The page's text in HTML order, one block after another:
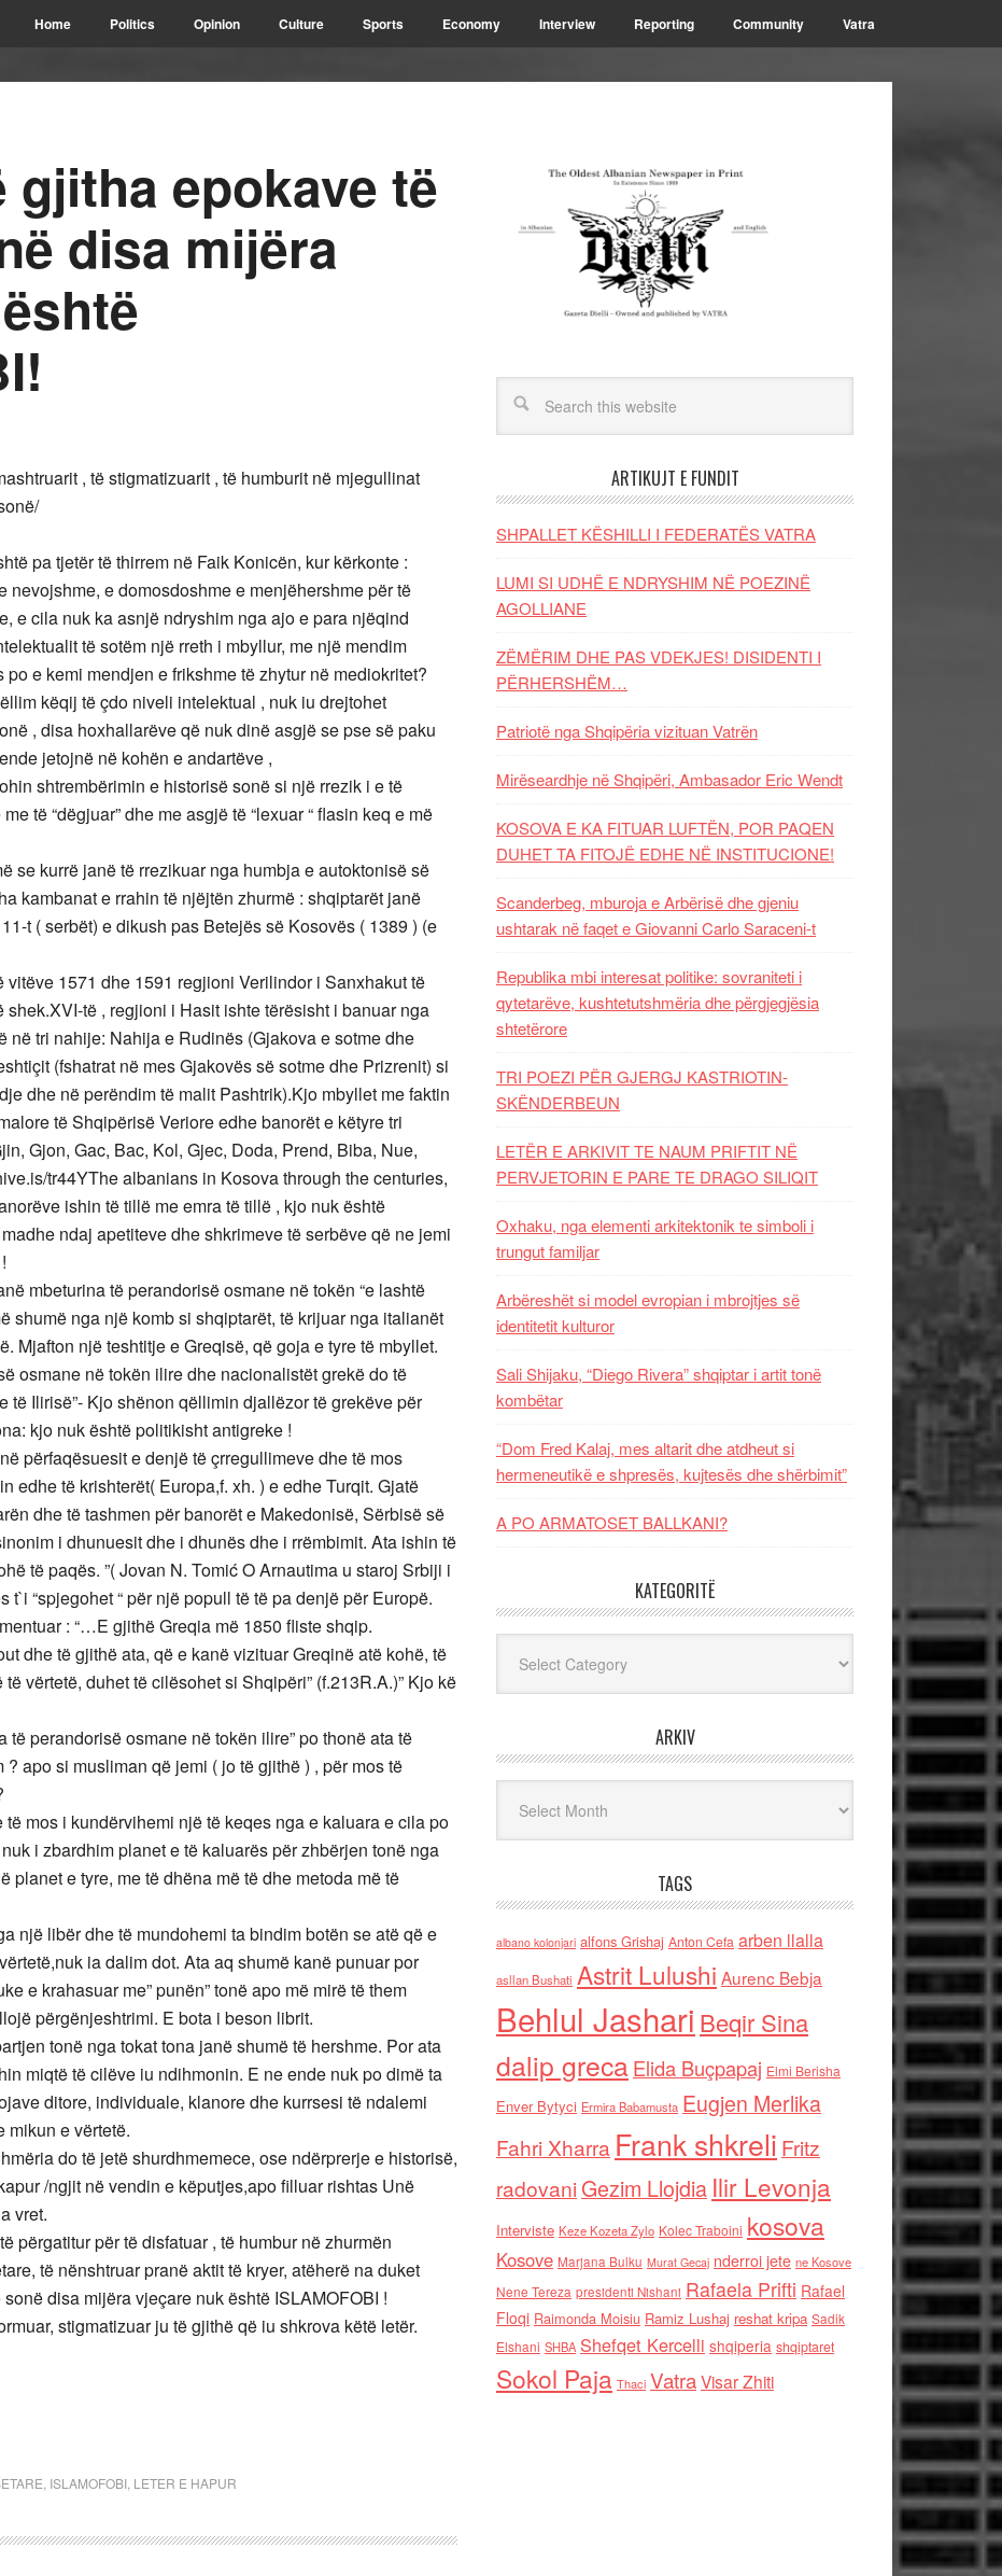
Home Politics Opinion Culture Sports Economy Interview Reporting Community Vatra
gjitha epokave të
disa mijëra
, të stigmatizuarit , të humburit në mjegullinat
pa tjetër të thirrem në Faik Konicën, kur kërkonte :
nevojshme, e domosdoshme e menjëhershme për të
e cila nuk ka asnjë ndryshim nga ajo e para njëqind
të sotëm një rreth i mbyllur, me një mendim
e kemi mendjen e frikshme të zhytur në mediokritet?
këqij të çdo niveli intelektual , nuk iu drejtohet
, disa hoxhallarëve që nuk dinë asgjë se pse së paku
jetojnë në kohën e andartëve ,
shtrembërimin e historisë sonë si një rrezik i e të
të “dëgjuar” dhe me asgjë të “lexuar “ flasin keq e më
se kurrë janë të rrezikuar nga humbja e autoktonisë së
kambanat e rrahin të njëjtën zhurmë : shqiptarët janë
t ( serbët) e dikush pas Betejës së Kosovës ( 1389 ) (e
vitëve 1571 dhe 1591 regjioni Verilindor i Sanxhakut të
të , regjioni i Hasit ishte tërësisht i banuar nga
në tri nahije: Nahija e Rudinës (Gjakova e sotme dhe
(fshatrat në mes Gjakovës së sotme dhe Prizrenit) si
dhe në perëndim të malit Pashtrik).Kjo mbyllet me faktin
të Shqipërisë Veriore edhe banorët e këtyre tri
Gjon, Gac, Bac, Kol, Gjec, Doda, Prend, Biba, Nue,
tr44YThe albanians in Kosova through the centuries,
ishin të tillë me emra të tillë , kjo nuk është
ndaj apetiteve dhe shkrimeve të serbëve që ne jemi
mbeturina të perandorisë osmane në tokën “e lashtë
shumë nga një komb si shqiptarët, të krijuar nga italianët
Mjafton një teshtitje e Greqisë, që goja e tyre të mbyllet.
osmane në tokën ilire dhe nacionalistët grekë do të
të Ilirisë”- Kjo shënon qëllimin djallëzor të grekëve për
kjo nuk është politikisht antigreke !
përfaqësuesit e denjë të çrregullimeve dhe të mos
edhe të krishterët( Europa,f. xh. ) e edhe Turqit. Gjatë
dhe të tashmen për banorët e Makedonisë, Sërbisë së
i dhunuesit dhe i dhunës dhe i rrëmbimit. Ata ishin të
të paqës. ”( Jovan N. Tomić O Arnautima u staroj Srbiji i
t`i “spjegohet “ për një popull të të pa denjë për Europë.
: “…E gjithë Greqia më 1850 fliste shqip.
dhe të gjithë ata, që e kanë vizituar Greqinë atë kohë, të
vërtetë, duhet të cilësohet si Shqipëri” (f.213R.A.)” Kjo kë
të perandorisë osmane në tokën ilire” po thonë ata të
? apo si musliman që jemi ( jo të gjithë ) , për mos të
mos i kundërvihemi një të keqes nga e kaluara e cila po
i zbardhim planet e të kaluarës për zhbërjen tonë nga
planet e tyre, me të dhëna më të dhe metoda më të
një libër dhe të mundohemi ta bindim botën se atë që e
ia dalim dot. Ata aq shumë kanë punuar por
e krahasuar me” punën” tonë apo më mirë të them
përgënjeshtrimi. E bota i beson librit.
tonë nga tokat tona janë shumë të hershme. Por ata
miqtë të cilëve iu ndihmonin. E ne ende nuk po dimë ta
ditore, individuale, klanore dhe kurrsesi të ndalemi
mikun e vërtetë.
do të jetë shurdhmemece, ose ndërprerje e historisë,
/ngjit në vendin e këputjes,apo filluar rishtas Unë
vret.
përgatitur për të disfatuar , të humbur në zhurmën
të nënshtruar pranë aktit të kryer, atëherë na duket
disa mijëra vjeçare nuk është ISLAMOFOBI !
stigmatizuar ju të gjithë që iu shkrova këtë letër.
ISLAMOFOBI LETER E HAPUR
ARTIKUJT E FUNDIT
SHPALLET KËSHILLI I FEDERATËS VATRA
LUMI SI UDHË E NDRYSHIM NË POEZINË
AGOLLIANE
ZËMËRIM DHE PAS VDEKJES! DISIDENTI I
PËRHERSHËM…
Patriotë nga Shqipëria vizituan Vatrën
Mirëseardhje në Shqipëri, Ambasador Eric Wendt
KOSOVA E KA FITUAR LUFTËN, POR PAQEN
DUHET TA FITOJË EDHE NË INSTITUCIONE!
Scanderbeg, mburoja e Arbërisë dhe gjeniu
ushtarak në faqet e Giovanni Carlo Saraceni-t
Republika mbi interesat politike: sovraniteti i
qytetarëve, kushtetutshmëria dhe përgjegjësia
shtetërore
TRI POEZI PËR GJERGJ KASTRIOTIN-
SKËNDERBEUN
LETËR E ARKIVIT TE NAUM PRIFTIT NË
PERVJETORIN E PARE TE DRAGO SILIQIT
Oxhaku, nga elementi arkitektonik te simboli i
trungut familjar
Arbëreshët si model evropian i mbrojtjes së
identitetit kulturor
Sali Shijaku, “Diego Rivera” shqiptar i artit tonë
kombëtar
“Dom Fred Kalaj, mes altarit dhe atdheut si
hermeneutikë e shpresës, kujtesës dhe shërbimit”
A PO ARMATOSET BALLKANI?
KATEGORITË
ARKIV
TAGS
albano kolonjari alfons Grishaj Anton Cefa arben llalla
asllan Bushati Astrit Lulushi Aurenc Bebja
Behlul Jashari Beqir Sina
dalip grecaElida Buçpapaj Elmi Berisha
Enver Bytyci Ermira Babamusta Eugjen Merlika
Fahri Xharra Frank shkreli Fritz
radovaniGezim Llojdia Ilir Levonja
Interviste Keze Kozeta Zylo Kolec Traboini kosova
Kosove Marjana Bulku Murat Gecaj nderroi jete ne Kosove
Nene Tereza presidenti Nishani Rafaela Prifti Rafael
Floqi Raimonda Moisiu Ramiz Lushaj reshat kripa Sadik
Elshani SHBA Shefqet Kercelli shqiperia shqiptaret
Sokol Paja Thaci VatraVisar Zhiti